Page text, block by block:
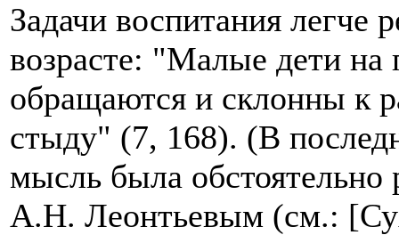
Задачи воспитания легче
возрасте: "Малые дети
обращаются и склонны к
стыду" (7, 168). (В
мысль была
А.Н. Леонтьевым (см.: